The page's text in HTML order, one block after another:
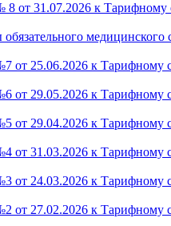
8 от 31.07.2026 к
от 25.06.2026 к
от 29.05.2026 к
от 29.04.2026 к
от 31.03.2026 к
от 24.03.2026 к
от 27.02.2026 к